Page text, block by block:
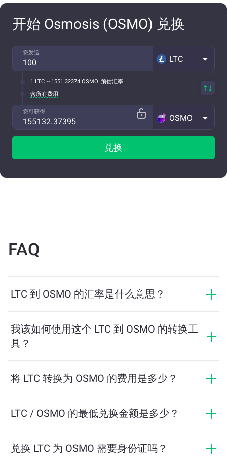
开始 Osmosis (OSMO) 兑换
您发送
LTC
1 LTC ~ 1551.32374 OSMO 预估汇率
含所有费用
您可获得
OSMO
兑换
FAQ
LTC 到 OSMO 的汇率是什么意思？
市场行情、供需关系和流动性等因素实时波动。
我该如何使用这个 LTC 到 OSMO 的转换工
具？
可获得的 OSMO 数量。然后按照提示步骤完成交易即
将 LTC 转换为 OSMO 的费用是多少？
ChangeNOW 提供具有竞争力的费率，没有隐藏费用，
LTC / OSMO 的最低兑换金额是多少？
保顺利交易所需的最低金额。但在大多数情况下，最低
兑换 LTC 为 OSMO 需要身份证吗？